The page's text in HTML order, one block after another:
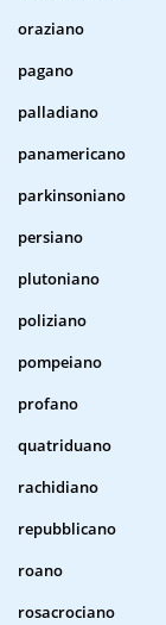
oraziano
pagano
palladiano
panamericano
parkinsoniano
persiano
plutoniano
poliziano
pompeiano
profano
quatriduano
rachidiano
repubblicano
roano
rosacrociano